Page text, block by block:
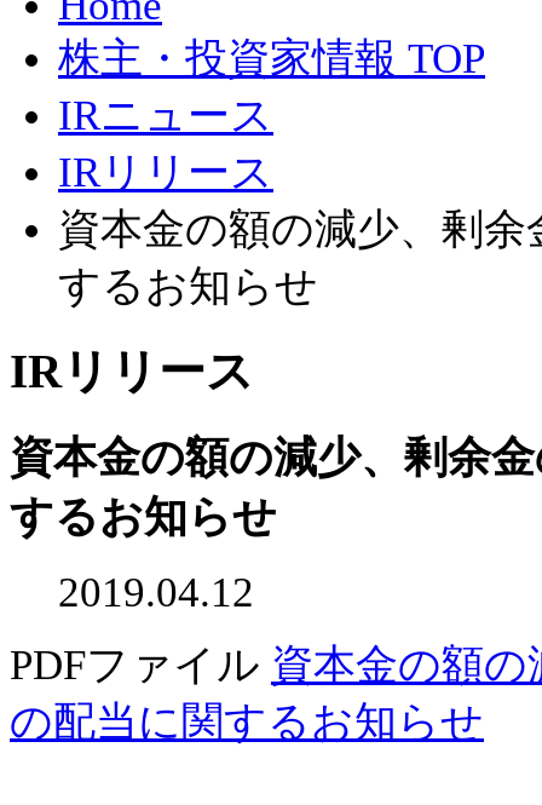
株主・投資家情報 TOP
IRニュース
IRリリース
資本金の額の減少、剰
するお知らせ
IRリリース
資本金の額の減少、剰余
するお知らせ
2019.04.12
PDFファイル 資本金の額
の配当に関するお知らせ